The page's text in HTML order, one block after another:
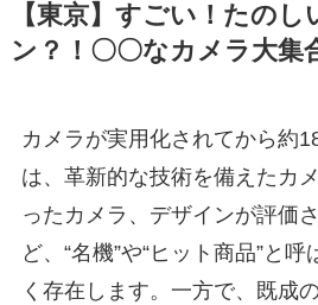
【東京】すごい！たの
ン？！〇〇なカメラ大集
カメラが実用化されてから約
は、革新的な技術を備えたカ
ったカメラ、デザインが評価
ど、“名機”や“ヒット商品”と
く存在します。一方で、既成